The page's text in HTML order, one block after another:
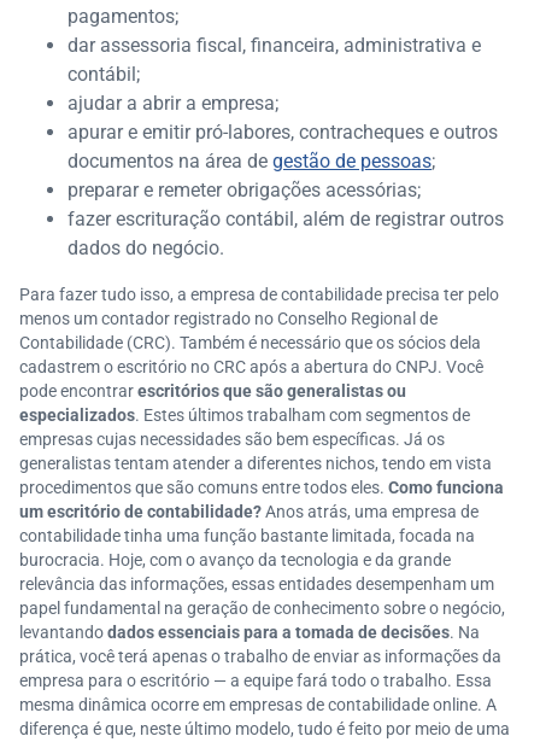
pagamentos;
dar assessoria fiscal, financeira, administrativa e
contábil;
ajudar a abrir a empresa;
apurar e emitir pró-labores, contracheques e outros
documentos na área de gestão de pessoas;
preparar e remeter obrigações acessórias;
fazer escrituração contábil, além de registrar outros
dados do negócio.
Para fazer tudo isso, a empresa de contabilidade precisa ter pelo
menos um contador registrado no Conselho Regional de
Contabilidade (CRC). Também é necessário que os sócios dela
cadastrem o escritório no CRC após a abertura do CNPJ. Você
pode encontrarescritórios que são generalistas ou
especializados. Estes últimos trabalham com segmentos de
empresas cujas necessidades são bem específicas. Já os
generalistas tentam atender a diferentes nichos, tendo em vista
procedimentos que são comuns entre todos eles. Como funciona
um escritório de contabilidade?Anos atrás, uma empresa de
contabilidade tinha uma função bastante limitada, focada na
burocracia. Hoje, com o avanço da tecnologia e da grande
relevância das informações, essas entidades desempenham um
papel fundamental na geração de conhecimento sobre o negócio,
levantandodados essenciais para a tomada de decisões. Na
prática, você terá apenas o trabalho de enviar as informações da
empresa para o escritório — a equipe fará todo o trabalho. Essa
mesma dinâmica ocorre em empresas de contabilidade online. A
diferença é que, neste último modelo, tudo é feito por meio de uma